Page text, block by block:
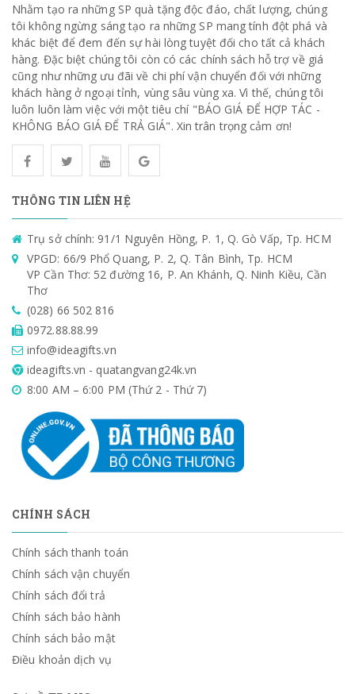
Nhằm tạo ra những SP quà tặng độc đáo, chất lượng, chúng
tôi không ngừng sáng tạo ra những SP mang tính đột phá và
khác biệt để đem đến sự hài lòng tuyệt đối cho tất cả khách
hàng. Đặc biệt chúng tôi còn có các chính sách hỗ trợ về giá
cũng như những ưu đãi về chi phí vận chuyển đối với những
khách hàng ở ngoại tỉnh, vùng sâu vùng xa. Vì thế, chúng tôi
luôn luôn làm việc với một tiêu chí "BÁO GIÁ ĐỂ HỢP TÁC -
KHÔNG BÁO GIÁ ĐỂ TRẢ GIÁ". Xin trân trọng cảm ơn!
THÔNG TIN LIÊN HỆ
Trụ sở chính: 91/1 Nguyên Hồng, P. 1, Q. Gò Vấp, Tp. HCM
VPGD: 66/9 Phổ Quang, P. 2, Q. Tân Bình, Tp. HCM
VP Cần Thơ: 52 đường 16, P. An Khánh, Q. Ninh Kiều, Cần
Thơ
(028) 66 502 816
0972.88.88.99
info@ideagifts.vn
ideagifts.vn - quatangvang24k.vn
8:00 AM – 6:00 PM (Thứ 2 - Thứ 7)
CHÍNH SÁCH
Chính sách thanh toán
Chính sách vận chuyển
Chính sách đổi trả
Chính sách bảo hành
Chính sách bảo mật
Điều khoản dịch vụ